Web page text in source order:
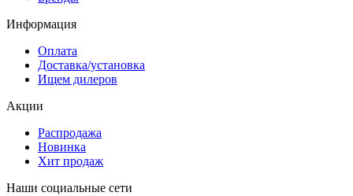
Информация
Оплата
Доставка/установка
Ищем дилеров
Акции
Распродажа
Новинка
Хит продаж
Наши социальные сети